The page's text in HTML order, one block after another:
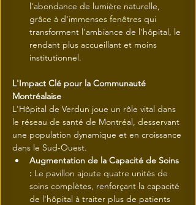
l'abondance de lumière naturelle,
grâce à d'immenses fenêtres qui
transforment l'ambiance de l'hôpital, le
rendant plus accueillant et moins
institutionnel.
L'Impact Clé pour la Communauté
Montréalaise
L'Hôpital de Verdun joue un rôle vital dans
le réseau de santé de Montréal, desservant
une population dynamique et en croissance
dans le Sud-Ouest.
Augmentation de la Capacité de Soins
: Le pavillon ajoute quatre unités de
soins complètes, renforçant la capacité
de l'hôpital à traiter plus de patients